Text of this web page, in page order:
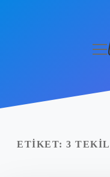
Yasal Uyarı
ETIKET: 3